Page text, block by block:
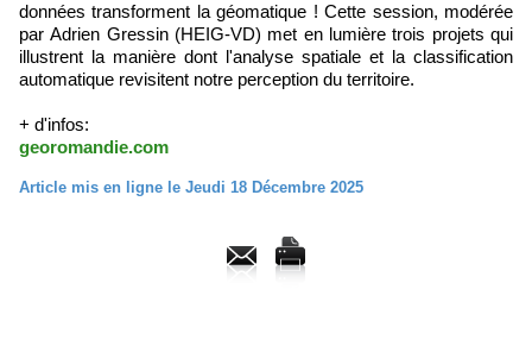
données transforment la géomatique ! Cette session, modérée
par Adrien Gressin (HEIG-VD) met en lumière trois projets qui
illustrent la manière dont l'analyse spatiale et la classification
automatique revisitent notre perception du territoire.
+ d'infos:
georomandie.com
Article mis en ligne le Jeudi 18 Décembre 2025